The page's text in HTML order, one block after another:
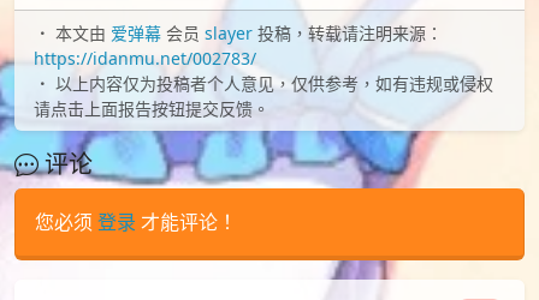
本文由 爱弹幕 会员 slayer 投稿，转载请注明来源：
https://idanmu.net/002783/
以上内容仅为投稿者个人意见，仅供参考，如有违规或侵权
请点击上面报告按钮提交反馈。
评论
您必须登录 才能评论！